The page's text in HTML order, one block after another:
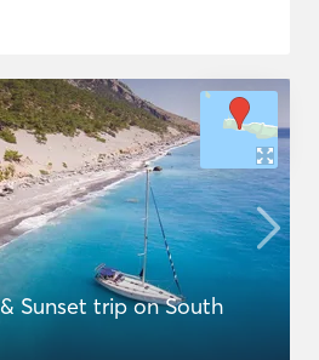
Sunset trip on South